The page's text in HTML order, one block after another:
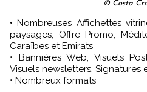
© Costa
• Nombreuses Affichettes
paysages, Offre Promo,
Caraïbes et Emirats
• Bannières Web, Visuels
Visuels newsletters, Signatures
• Nombreux formats